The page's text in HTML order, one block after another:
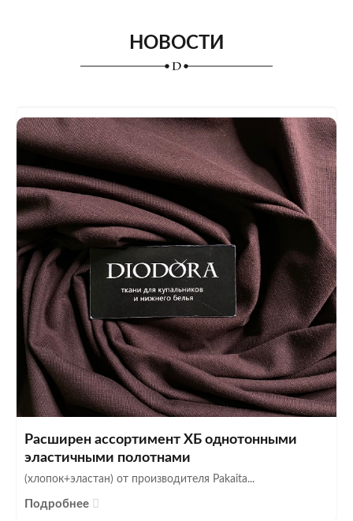
НОВОСТИ
Расширен ассортимент ХБ однотонными
эластичными полотнами
(хлопок+эластан) от производителя Pakaita...
Подробнее